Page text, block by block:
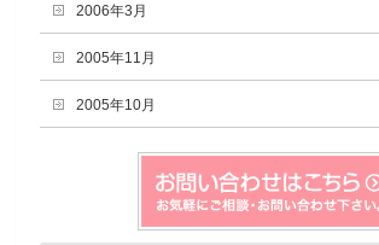
2006年3月
2005年11月
2005年10月